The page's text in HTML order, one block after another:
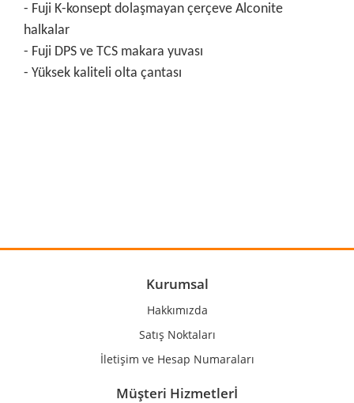
- Fuji K-konsept dolaşmayan çerçeve Alconite
halkalar
- Fuji DPS ve TCS makara yuvası
- Yüksek kaliteli olta çantası
Ürün açıklamasında eksik bilgiler bulunuyor.
Ürün bilgilerinde hatalar bulunuyor.
Kurumsal
Hakkımızda
Satış Noktaları
İletişim ve Hesap Numaraları
Müşteri Hizmetlerİ